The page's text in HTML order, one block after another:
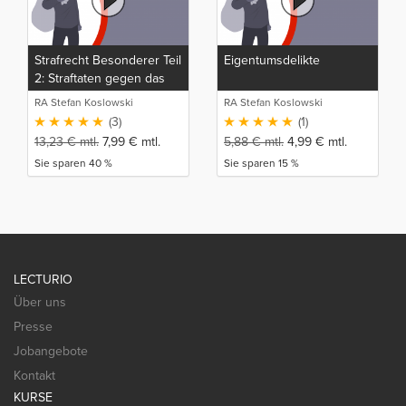
Strafrecht Besonderer Teil
2: Straftaten gegen das
Vermögen
RA Stefan Koslowski
(3)
13,23€mtl. 7,99 € mtl.
Sie sparen 40 %
Eigentumsdelikte
RA Stefan Koslowski
(1)
5,88€mtl. 4,99 € mtl.
Sie sparen 15 %
LECTURIO
Über uns
Presse
Jobangebote
Kontakt
KURSE